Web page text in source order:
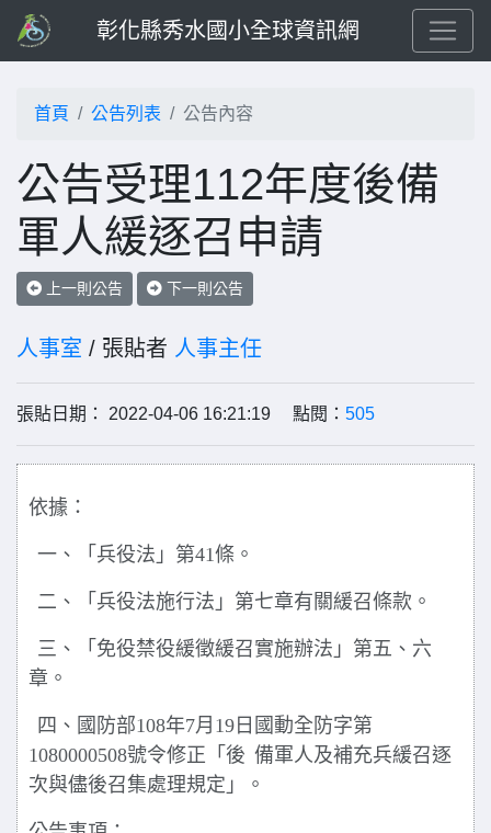
彰化縣秀水國小全球資訊網
首頁 公告列表 公告內容
公告受理112年度後備
軍人緩逐召申請
上一則公告 下一則公告
人事室 / 張貼者 人事主任
張貼日期： 2022-04-06 16:21:19 點閱： 505
依據：
一、「兵役法」第41條。
二、「兵役法施行法」第七章有關緩召條款。
三、「免役禁役緩徵緩召實施辦法」第五、六
章。
四、國防部108年7月 19 日國動全防字第
1080000508號令修正「後 備軍人及補充兵緩召逐
次與儘後召集處理規定」。